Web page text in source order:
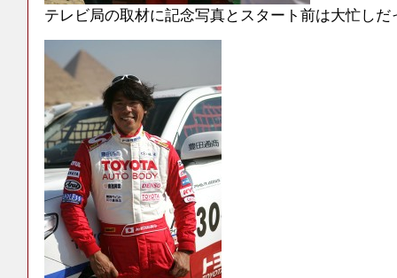
テレビ局の取材に記念写真とスタート前は大忙しだ